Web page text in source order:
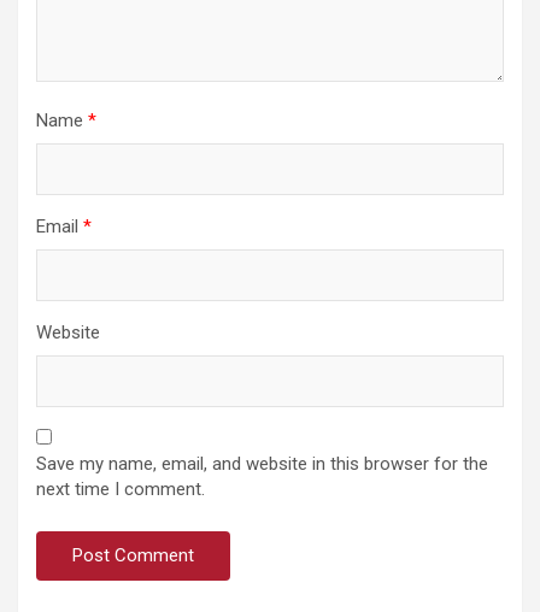
Name *
Email *
Website
Save my name, email, and website in this browser for the
next time I comment.